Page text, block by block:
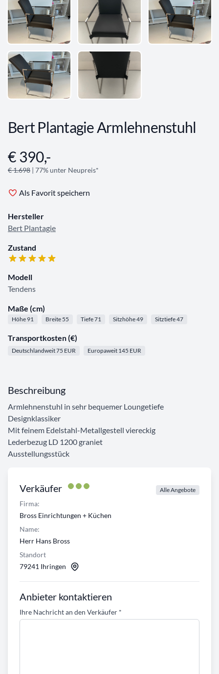
Bert Plantagie Armlehnenstuhl
Angebotsinformationen
€ 390,-
€ 1.698 | 77% unter Neupreis*
Als Favorit speichern
Hersteller
Bert Plantagie
Zustand
Modell
Tendens
Maße (cm)
Höhe 91 Breite 55 Tiefe 71 Sitzhöhe 49 Sitztiefe 47
Transportkosten (€)
Deutschlandweit 75 EUR Europaweit 145 EUR
Verkäufer Alle Angebote
Firma:
Bross Einrichtungen + Küchen
Name:
Herr Hans Bross
Standort
79241 Ihringen
Anbieter kontaktieren
Ihre Nachricht an den Verkäufer *
Beschreibung
Armlehnenstuhl in sehr bequemer Loungetiefe
Designklassiker
Mit feinem Edelstahl-Metallgestell viereckig
Lederbezug LD 1200 graniet
Ausstellungsstück